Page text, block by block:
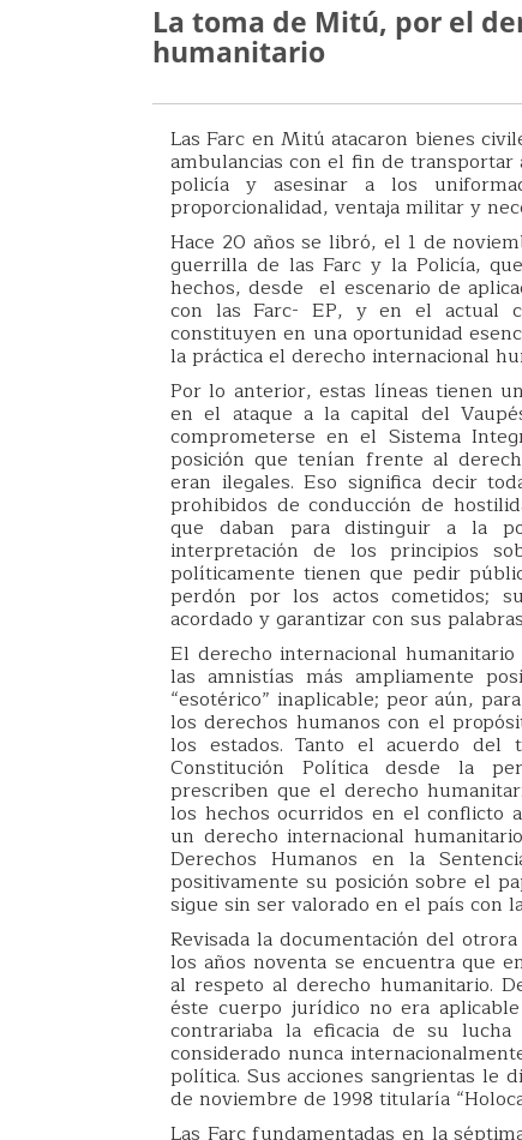
La toma de Mitú, por el
humanitario
Las Farc en Mitú atacaron bienes
ambulancias con el fin de
policía y asesinar a los
proporcionalidad, ventaja militar y
Hace 20 años se libró, el 1 de
guerrilla de las Farc y la Policía,
hechos, desde el escenario de
con las Farc- EP, y en el actual
constituyen en una oportunidad
la práctica el derecho internacional
Por lo anterior, estas líneas tienen
en el ataque a la capital del
comprometerse en el Sistema
posición que tenían frente al
eran ilegales. Eso significa decir
prohibidos de conducción de
que daban para distinguir a la
interpretación de los principios
políticamente tienen que pedir
perdón por los actos cometidos;
acordado y garantizar con sus
El derecho internacional
las amnistías más ampliamente
“esotérico” inaplicable; peor aún,
los derechos humanos con el
los estados. Tanto el acuerdo
Constitución Política desde la
prescriben que el derecho
los hechos ocurridos en el conflicto
un derecho internacional
Derechos Humanos en la
positivamente su posición sobre el
sigue sin ser valorado en el país con
Revisada la documentación del
los años noventa se encuentra que
al respeto al derecho humanitario.
éste cuerpo jurídico no era
contrariaba la eficacia de su
considerado nunca
política. Sus acciones sangrientas le
de noviembre de 1998 titularía